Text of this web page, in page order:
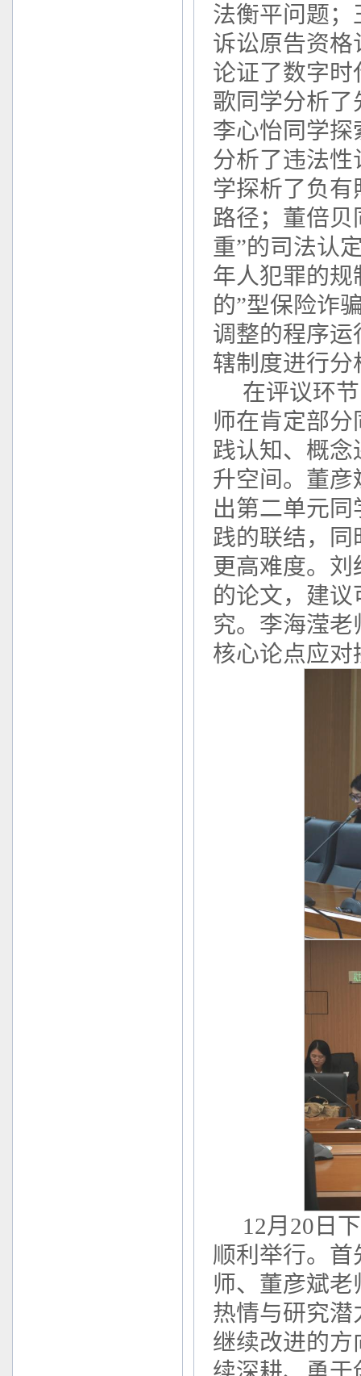
法衡平问题
诉讼原告资
论证了数字
歌同学分析
李心怡同学
分析了违法
学探析了负
路径；董倍贝
重”的司法认
年人犯罪的规
的”型保险诈
调整的程序
辖制度进行分
在评议环
师在肯定部
践认知、概
升空间。董
出第二单元
践的联结，
更高难度。
的论文，建
究。李海滢
核心论点应
12月20日
顺利举行。
师、董彦斌
热情与研究
继续改进的
续深耕、勇于